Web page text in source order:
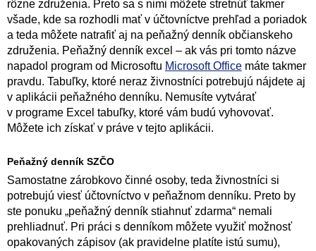
rôzne združenia. Preto sa s nimi môžete stretnúť takmer
všade, kde sa rozhodli mať v účtovníctve prehľad a poriadok
a teda môžete natrafiť aj na peňažný denník občianskeho
združenia. Peňažný denník excel – ak vás pri tomto názve
napadol program od Microsoftu Microsoft Office máte takmer
pravdu. Tabuľky, ktoré neraz živnostníci potrebujú nájdete aj
v aplikácii peňažného denníku. Nemusíte vytvárať
v programe Excel tabuľky, ktoré vám budú vyhovovať.
Môžete ich získať v práve v tejto aplikácii.
Peňažný denník SZČO
Samostatne zárobkovo činné osoby, teda živnostníci si
potrebujú viesť účtovníctvo v peňažnom denníku. Preto by
ste ponuku „peňažný denník stiahnuť zdarma“ nemali
prehliadnuť. Pri práci s denníkom môžete využiť možnosť
opakovaných zápisov (ak pravidelne platíte istú sumu),